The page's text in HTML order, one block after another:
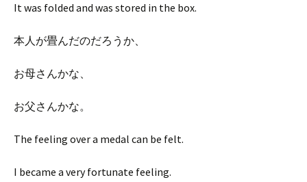
It was folded and was stored in the box.
本人が畳んだのだろうか、
お母さんかな、
お父さんかな。
The feeling over a medal can be felt.
I became a very fortunate feeling.